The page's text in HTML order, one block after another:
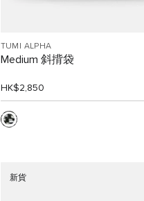
TUMI ALPHA
Medium 斜揹袋
HK$2,850
新貨